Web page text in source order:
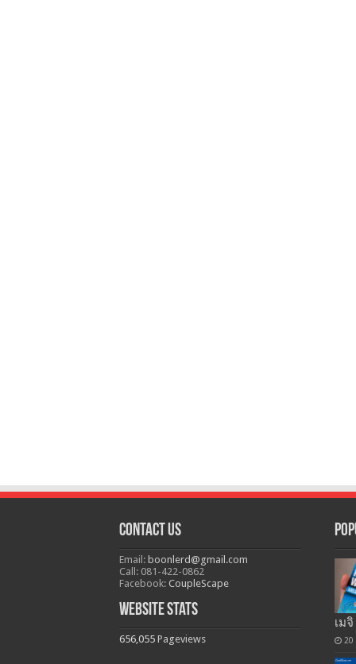
Contact Us
Email: boonlerd@gmail.com
Call: 081-422-0862
Facebook: CoupleScape
Website Stats
656,055 Pageviews
เม